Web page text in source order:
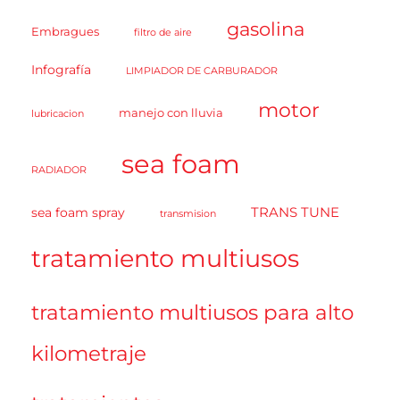
Embragues filtro de aire gasolina
Infografía LIMPIADOR DE CARBURADOR
lubricacion manejo con lluvia motor
RADIADOR sea foam
sea foam spray transmision TRANS TUNE
tratamiento multiusos
tratamiento multiusos para alto
kilometraje